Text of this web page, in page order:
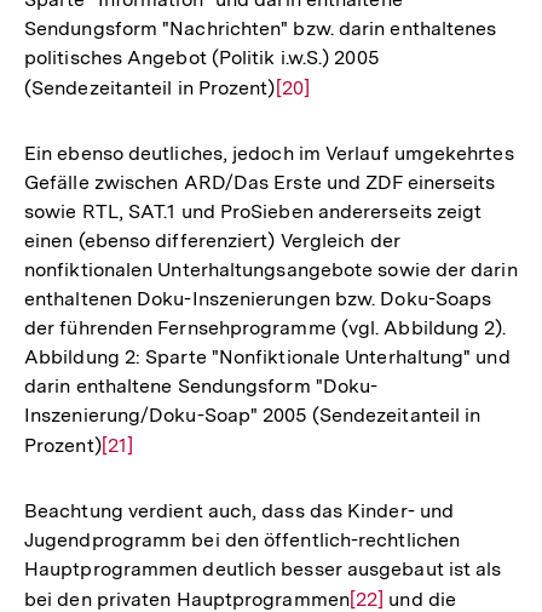
Sendungsform "Nachrichten" bzw. darin enthaltenes
politisches Angebot (Politik i.w.S.) 2005
(Sendezeitanteil in Prozent)Zur
der
Fußnote
[20]
Ein ebenso deutliches, jedoch im Verlauf umgekehrtes
Gefälle zwischen ARD/Das Erste und ZDF einerseits
sowie RTL, SAT.1 und ProSieben andererseits zeigt
einen (ebenso differenziert) Vergleich der
nonfiktionalen Unterhaltungsangebote sowie der darin
enthaltenen Doku-Inszenierungen bzw. Doku-Soaps
der führenden Fernsehprogramme (vgl. Abbildung 2).
Abbildung 2: Sparte "Nonfiktionale Unterhaltung" und
darin enthaltene Sendungsform "Doku-
Inszenierung/Doku-Soap" 2005 (Sendezeitanteil in
Prozent)Zur
der
Fußnote
[21]
Beachtung verdient auch, dass das Kinder- und
Jugendprogramm bei den öffentlich-rechtlichen
Hauptprogrammen deutlich besser ausgebaut ist als
bei den privaten HauptprogrammenZur
[22] und die